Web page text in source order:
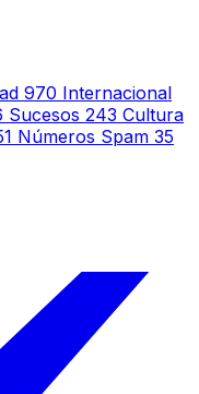
970 Internacional
Sucesos 243 Cultura
Números Spam 35